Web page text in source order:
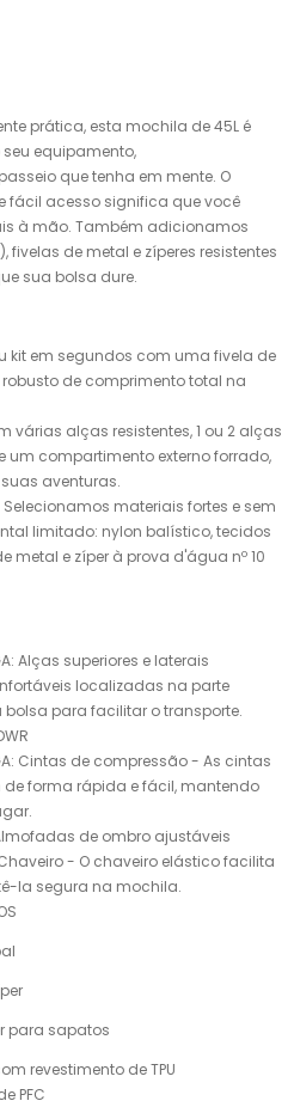
prática, esta mochila de 45L é
equipamento,
que tenha em mente. O
fácil acesso significa que você
à mão. Também adicionamos
fivelas de metal e zíperes resistentes
sua bolsa dure.
kit em segundos com uma fivela de
de comprimento total na
várias alças resistentes, 1 ou 2 alças
um compartimento externo forrado,
aventuras.
materiais fortes e sem
limitado: nylon balístico, tecidos
metal e zíper à prova d'água nº 10
Alças superiores e laterais
​​localizadas na parte
bolsa para facilitar o transporte.
Cintas de compressão - As cintas
forma rápida e fácil, mantendo
Almofadas de ombro ajustáveis
Chaveiro - O chaveiro elástico facilita
la segura na mochila.
sapatos
revestimento de TPU
PFC